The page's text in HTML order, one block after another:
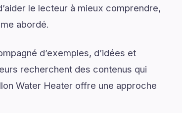
le lecteur à mieux comprendre,
abordé.
d’exemples, d’idées et
recherchent des contenus qui
Water Heater offre une approche